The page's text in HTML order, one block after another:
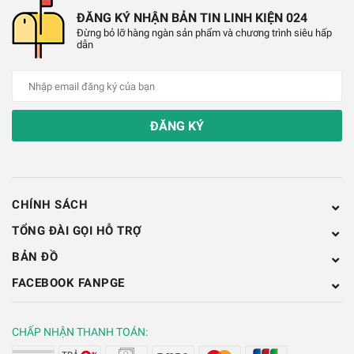
✔️Dòng tiêu thụ của cảm biến khí CO: 140mA.
Biến trở điều chỉnh độ nhạy 10K.
Phạm vi phát hiện nồng độ: 10-1000ppm.
✔️Thời gian đáp ứng: ≤30S.
✔️Nhiệt độ hoạt động: -10 ~ 50 ℃ (nhiệt độ 20 ℃).
ĐĂNG KÝ NHẬN BẢN TIN LINH KIỆN 024
Đừng bỏ lỡ hàng ngàn sản phẩm và chương trình siêu hấp
dẫn
ĐĂNG KÝ
CHÍNH SÁCH
TỔNG ĐÀI GỌI HỖ TRỢ
BẢN ĐỒ
FACEBOOK FANPGE
CHẤP NHẬN THANH TOÁN: